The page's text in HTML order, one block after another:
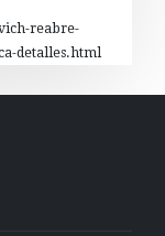
reabre-
detalles.html